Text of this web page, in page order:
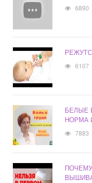
6890
6107
БЕЛЫЕ
НОРМА
7883